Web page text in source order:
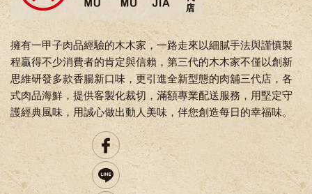
擁有一甲子肉品經驗的木木家，一路走來以細膩手法與謹慎製
程贏得不少消費者的肯定與信賴，第三代的木木家不僅以創新
思維研發多款香腸新口味，更引進全新型態的肉舖三代店，各
式肉品海鮮，提供客製化裁切，滿額專業配送服務，用堅定守
護經典風味，用誠心做出動人美味，伴您創造每日的幸福味。